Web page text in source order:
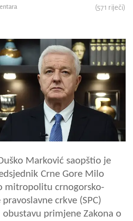
(571 riječi)
Marković saopštio je
Crne Gore Milo
mitropolitu crnogorsko-
crkve (SPC)
primjene Zakona o